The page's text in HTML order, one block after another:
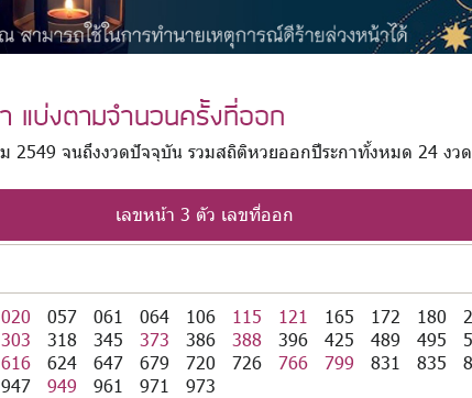
แบ่งตามจำนวนครั้งที่ออก
2549 จนถึงงวดปัจจุบัน รวมสถิติหวยออกปีระกาทั้งหมด 24 งวด
เลขหน้า 3 ตัว เลขที่ออก
020 057 061 064 106 115 121 165 172 180
303 318 345 373 386 388 396 425 489 495
616 624 647 679 720 726 766 799 831 835
947 949 961 971 973